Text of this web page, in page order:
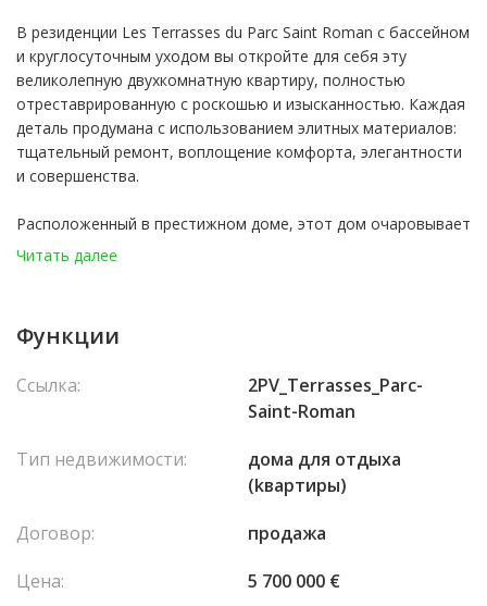
В резиденции Les Terrasses du Parc Saint Roman с бассейном
и круглосуточным уходом вы откройте для себя эту
великолепную двухкомнатную квартиру, полностью
отреставрированную с роскошью и изысканностью. Каждая
деталь продумана с использованием элитных материалов:
тщательный ремонт, воплощение комфорта, элегантности
и совершенства.
Расположенный в престижном доме, этот дом очаровывает
своей сдержанной элегантностью и атмосферой, залитой
Оттуда открывается вид на море и Кап-Мартин, открывая
Главная спальня имеет прямой выход наружу, а
индивидуально изготовленная гримёрка и ванная комната с
полностью оборудованная и продуманая до мельчайших
деталей, гармонично вписывается в жилое пространство.
оптимизированную планировку.
от известных брендов, гарантируя безупречное качество.
Читать далее
Функции
Ссылка:
2PV_Terrasses_Parc-
Saint-Roman
Тип недвижимости:
домa для отдыха
(kвартиры)
Договор:
продажа
Цена:
5 700 000 €